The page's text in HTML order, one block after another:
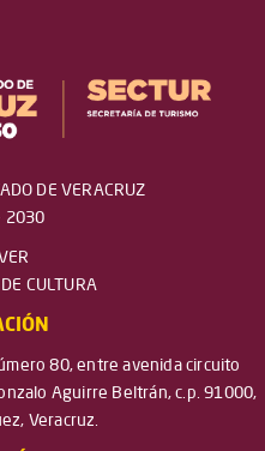
DE VERACRUZ
2030
CULTURA
80, entre avenida circuito
Aguirre Beltrán, c.p. 91000,
Veracruz.